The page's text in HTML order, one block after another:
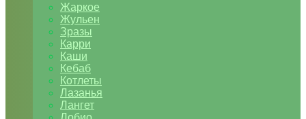
Жаркое
Жульен
Зразы
Карри
Каши
Кебаб
Котлеты
Лазанья
Лангет